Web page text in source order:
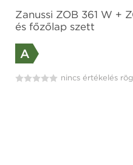
Zanussi ZOB 361 W +
és főzőlap szett
A
nincs értékelés